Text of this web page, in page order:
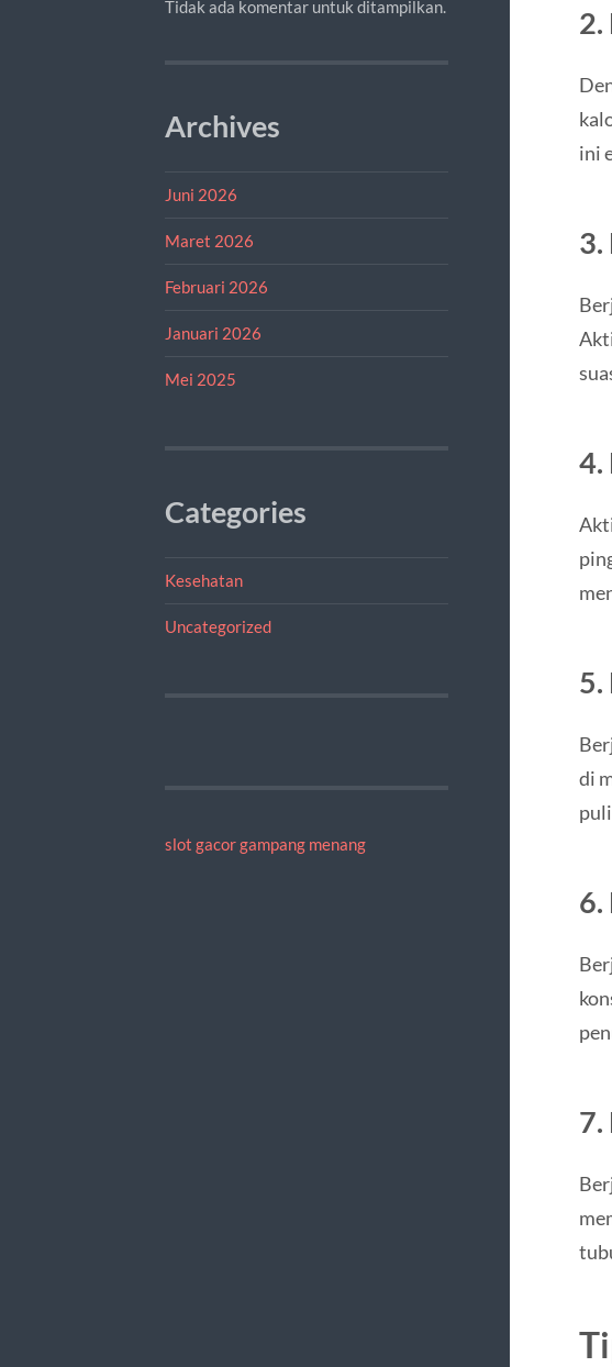
Tidak ada komentar untuk ditampilkan.
Archives
Juni 2026
Maret 2026
Februari 2026
Januari 2026
Mei 2025
Categories
Kesehatan
Uncategorized
slot gacor gampang menang
2.
ini
3.
4.
5.
di
6.
7.